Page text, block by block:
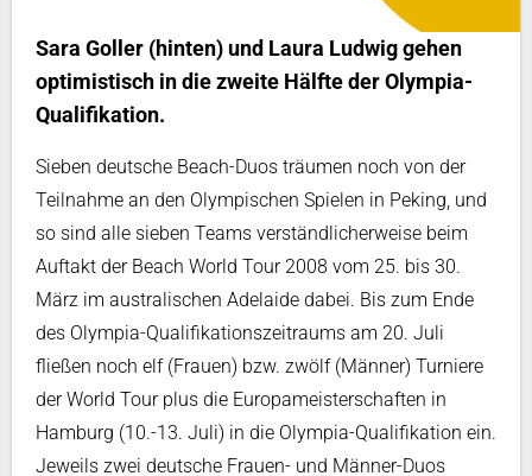
Sara Goller (hinten) und Laura Ludwig gehen
optimistisch in die zweite Hälfte der Olympia-
Qualifikation.
Sieben deutsche Beach-Duos träumen noch von der
Teilnahme an den Olympischen Spielen in Peking, und
so sind alle sieben Teams verständlicherweise beim
Auftakt der Beach World Tour 2008 vom 25. bis 30.
März im australischen Adelaide dabei. Bis zum Ende
des Olympia-Qualifikationszeitraums am 20. Juli
fließen noch elf (Frauen) bzw. zwölf (Männer) Turniere
der World Tour plus die Europameisterschaften in
Hamburg (10.-13. Juli) in die Olympia-Qualifikation ein.
Jeweils zwei deutsche Frauen- und Männer-Duos